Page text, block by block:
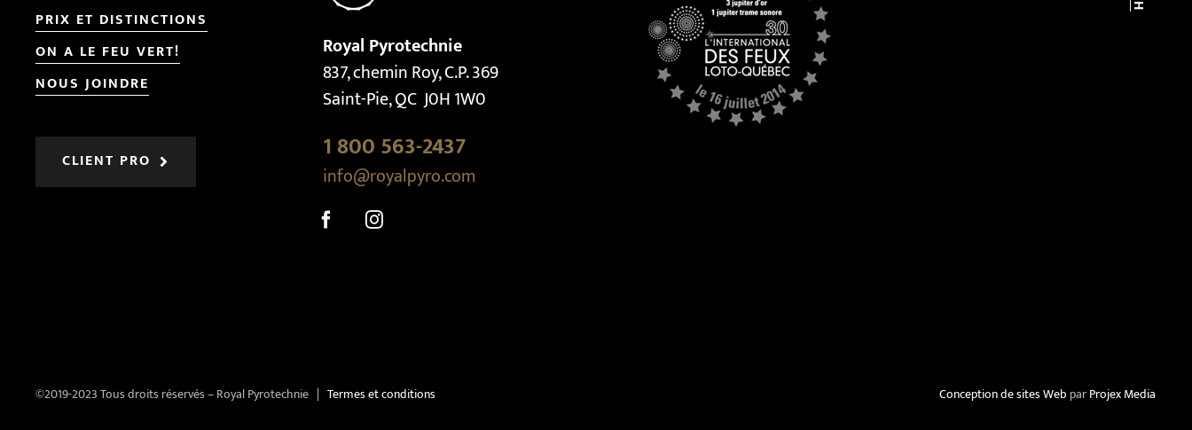
PRIX ET DISTINCTIONS
ON A LE FEU VERT!
NOUS JOINDRE
CLIENT PRO
Royal Pyrotechnie
837, chemin Roy, C.P. 369
Saint-Pie, QC J0H 1W0
1 800 563-2437
info@royalpyro.com
©2019-2023 Tous droits réservés – Royal Pyrotechnie |Termes et conditions Conception de sites Web parProjex Media